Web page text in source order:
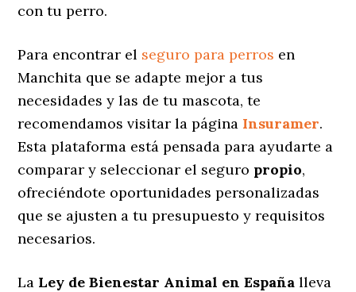
con tu perro.
Para encontrar el seguro para perros en
Manchita que se adapte mejor a tus
necesidades y las de tu mascota, te
recomendamos visitar la página Insuramer.
Esta plataforma está pensada para ayudarte a
comparar y seleccionar el seguro propio,
ofreciéndote oportunidades personalizadas
que se ajusten a tu presupuesto y requisitos
necesarios.
La Ley de Bienestar Animal en España lleva